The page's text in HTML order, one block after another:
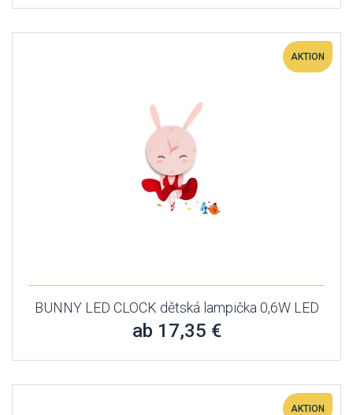
AKTION
BUNNY LED CLOCK dětská lampička 0,6W LED
ab 17,35 €
AKTION